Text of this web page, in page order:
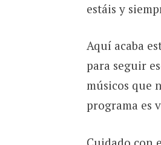
estáis y
Aquí acaba
para seguir
músicos que
programa es